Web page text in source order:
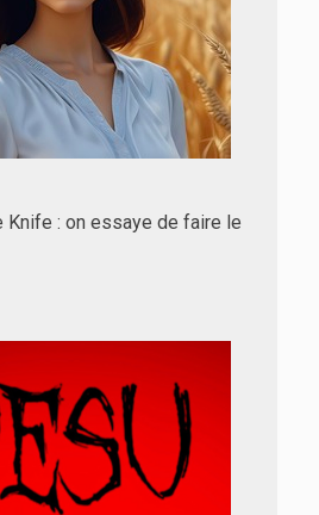
Knife : on essaye de faire le